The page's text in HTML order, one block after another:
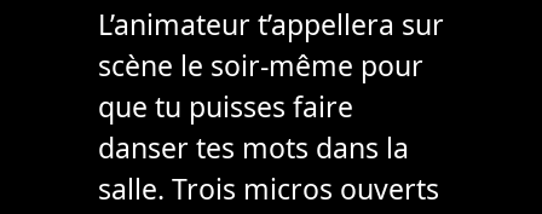
L’animateur t’appellera sur
scène le soir-même pour
que tu puisses faire
danser tes mots dans la
salle. Trois micros ouverts